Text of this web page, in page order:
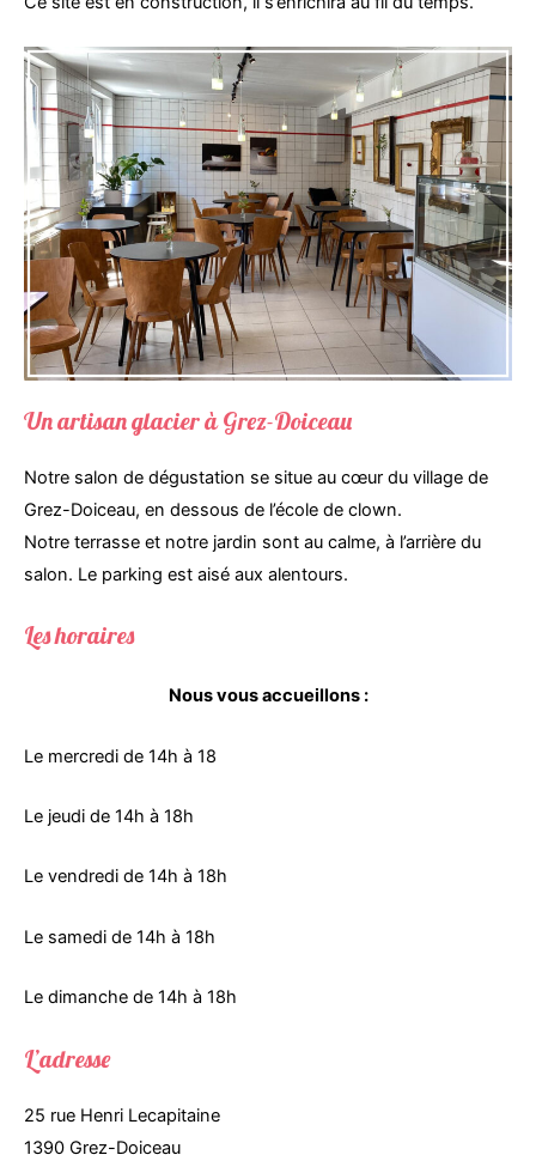
Un artisan glacier à Grez-Doiceau
Notre salon de dégustation se situe au cœur du village de
Grez-Doiceau, en dessous de l’école de clown.
Notre terrasse et notre jardin sont au calme, à l’arrière du
salon. Le parking est aisé aux alentours.
Les horaires
Nous vous accueillons :
Le mercredi de 14h à 18
Le jeudi de 14h à 18h
Le vendredi de 14h à 18h
Le samedi de 14h à 18h
Le dimanche de 14h à 18h
L’adresse
25 rue Henri Lecapitaine
1390 Grez-Doiceau